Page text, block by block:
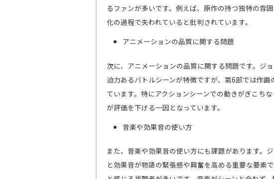
るファンが多いです。例えば、原作の持つ独特の雰
化の過程で失われていると批判されています。
アニメーションの品質に関する問題
次に、アニメーションの品質に関する問題です。ジ
迫力あるバトルシーンが特徴ですが、第6部では作
ています。特にアクションシーンでの動きがぎこち
が評価を下げる一因となっています。
音楽や効果音の使い方
また、音楽や効果音の使い方にも課題があります。
と効果音が物語の緊張感や興奮を高める重要な要素